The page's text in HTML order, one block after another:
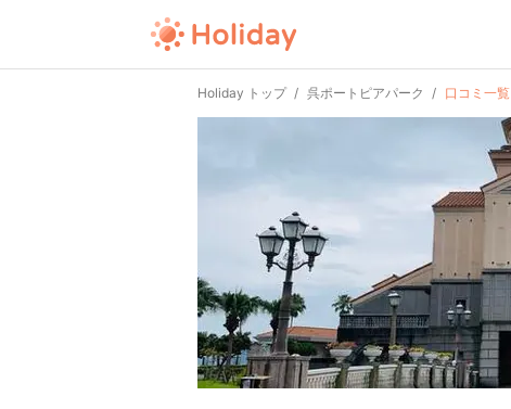
Holiday トップ 呉ポートピアパーク 口コミ一覧